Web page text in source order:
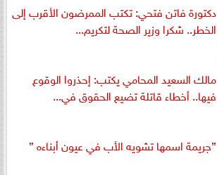
دكتورة فاتن فتحي: تكتب الممرضون الأقرب إلى
الخطر.. شكرا وزير الصحة لتكريم...
مالك السعيد المحامي يكتب: إحذروا الوقوع
فيها.. أخطاء قاتلة تضيع الحقوق في...
”جريمة اسمها تشويه الأب في عيون أبناءه ”